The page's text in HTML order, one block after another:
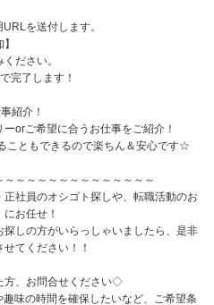
を送付します。
ださい。
完了します！
紹介！
orご希望に合うお仕事をご紹介！
こともできるので楽ちん＆安心です☆
～～～～～～～～～～～～～
社員のオシゴト探しや、転職活動のお
お任せ！
探しの方がいらっしゃいましたら、是非
てください！！
方、お問合せください◇
味の時間を確保したいなど、ご希望条